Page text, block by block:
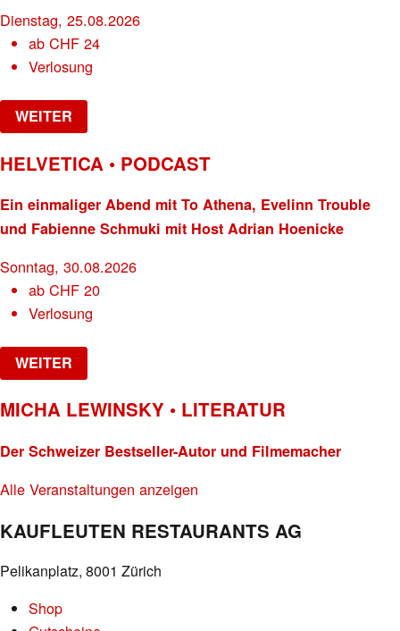
Dienstag, 25.08.2026
abCHF 24
Verlosung
WEITER
HELVETICA • PODCAST
Ein einmaliger Abend mit To Athena, Evelinn Trouble
und Fabienne Schmuki mit Host Adrian Hoenicke
Sonntag, 30.08.2026
abCHF 20
Verlosung
WEITER
MICHA LEWINSKY • LITERATUR
Der Schweizer Bestseller-Autor und Filmemacher
Alle Veranstaltungen anzeigen
KAUFLEUTEN RESTAURANTS AG
Pelikanplatz, 8001 Zürich
Shop